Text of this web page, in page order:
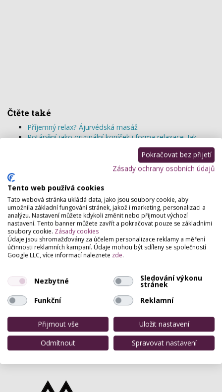
Čtěte také
Příjemný relax? Ájurvédská masáž
Potápění jako originální koníček i forma relaxace. Jak
TOP 5 spa procedur, které musíte vyzkoušet!
Proč jsou masáže v těhotenství tak oblíbené?
Masáže, relaxace a wellness
Medová masáž PrahaMedová masáž Kladno Medová masáž
Olomouc Medová masáž Brno Medová masáž České Budějovice
Medová masáž Liberec Medová masáž PlzeňMedová masáž Opava
Medová masáž Ústí nad LabemMedová masáž OstravaMedová
masáž Zlín Medová masáž Hradec KrálovéMedová masáž Karviná
Medová masáž Kolín Medová masáž JihlavaMedová masáž
Chomutov Medová masáž Teplice Medová masáž Pardubice
Staňte se naším partnerem
Partneři webu
Pokračovat bez přijetí
Zásady ochrany osobních údajů
Tento web používá cookies
Tato webová stránka ukládá data, jako jsou soubory cookie, aby
umožnila základní fungování stránek, jakož i marketing, personalizaci a
analýzu. Nastavení můžete kdykoli změnit nebo přijmout výchozí
nastavení. Tento banner můžete zavřít a pokračovat pouze se základními
soubory cookie. Zásady cookies
Údaje jsou shromažďovány za účelem personalizace reklamy a měření
účinnosti reklamních kampaní. Údaje mohou být sdíleny se společností
Google LLC, více informací naleznete zde.
Nezbytné Sledování výkonu
stránek
Funkční
Reklamní
Přijmout vše
Uložit nastavení
Odmítnout
Spravovat nastavení